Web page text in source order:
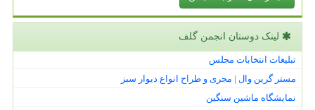
لینک دوستان انجمن گلف
تبلیغات انتخابات مجلس
مستر گرین وال | مجری و طراح انواع دیوار سبز
نمایشگاه ماشین سنگین